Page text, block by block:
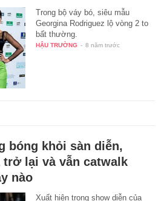
Trong bộ váy bó, siêu mẫu
Georgina Rodriguez lộ vòng 2 to
bất thường.
HẬU TRƯỜNG - 8 năm trước
bóng khỏi sàn diễn,
trở lại và vẫn catwalk
nào
Xuất hiện trong show diễn của